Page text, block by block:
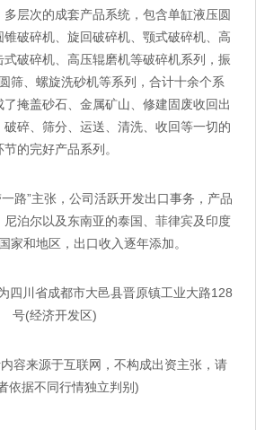
层次的成套产品系统，包含单缸液压圆
破碎机、旋回破碎机、颚式破碎机、高
破碎机、高压辊磨机等破碎机系列，振
筛、螺旋洗砂机等系列，合计十余个系
掩盖砂石、金属矿山、修建固废收回出
碎、筛分、运送、清洗、收回等一切的
节的完好产品系列。
”主张，公司活跃开发出口事务，产品
泊尔以及东南亚的泰国、菲律宾及印度
家和地区，出口收入逐年添加。
川省成都市大邑县晋原镇工业大路128
号(经济开发区)
来源于互联网，不构成出资主张，请
依据不同行情独立判别)